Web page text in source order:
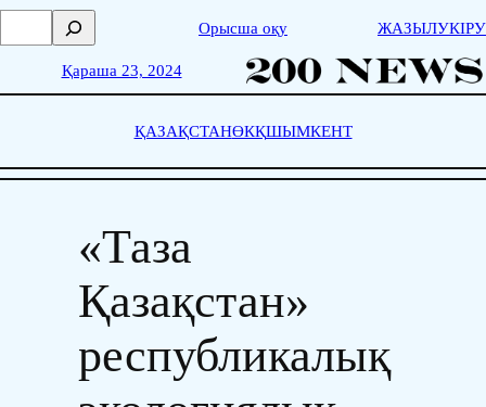
Skip
о
с
Орысша оқу ЖАЗЫЛУКІРУ
Қараша 23, 2024
ҚАЗАҚСТАНӨКҚШЫМКЕНТ
«Таза
Қазақстан»
республикалық